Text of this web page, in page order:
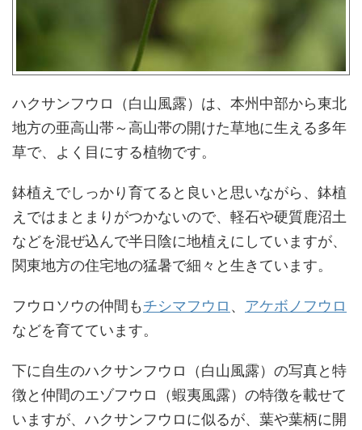
ハクサンフウロ（白山風露）は、本州中部から東北
地方の亜高山帯～高山帯の開けた草地に生える多年
草で、よく目にする植物です。
鉢植えでしっかり育てると良いと思いながら、鉢植
えではまとまりがつかないので、軽石や硬質鹿沼土
などを混ぜ込んで半日陰に地植えにしていますが、
関東地方の住宅地の猛暑で細々と生きています。
フウロソウの仲間もチシマフウロ 、 アケボノフウロ
などを育てています。
下に自生のハクサンフウロ（白山風露）の写真と特
徴と仲間のエゾフウロ（蝦夷風露）の特徴を載せて
いますが、ハクサンフウロに似るが、葉や葉柄に開